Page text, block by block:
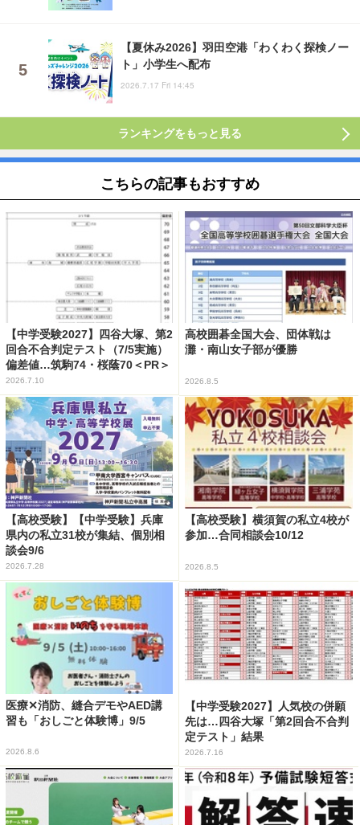
【夏休み2026】羽田空港「わくわく探検ノー
ト」小学生へ配布
2026.7.17 Fri 14:45
ランキングをもっと見る
こちらの記事もおすすめ
【中学受験2027】四谷大塚、第2
回合不合判定テスト（7/5実施）
偏差値…筑駒74・桜蔭70＜PR＞
2026.7.10
高校囲碁全国大会、団体戦は
灘・南山女子部が優勝
2026.8.5
【高校受験】【中学受験】兵庫
県内の私立31校が集結、個別相
談会9/6
2026.7.28
【高校受験】横須賀の私立4校が
参加…合同相談会10/12
2026.8.5
医療✕消防、縫合デモやAED講
習も「おしごと体験博」9/5
2026.8.6
【中学受験2027】人気校の併願
先は…四谷大塚「第2回合不合判
定テスト」結果
2026.7.16